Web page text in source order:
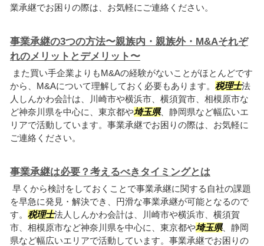
業承継でお困りの際は、お気軽にご連絡ください。
事業承継の3つの方法〜親族内・親族外・M&Aそれぞ
れのメリットとデメリット〜
また買い手企業よりもM&Aの経験がないことがほとんどです
から、M&Aについて理解しておく必要もあります。 税理士法
人しんかわ会計は、川崎市や横浜市、横須賀市、相模原市な
ど神奈川県を中心に、東京都や埼玉県、静岡県など幅広いエ
リアで活動しています。事業承継でお困りの際は、お気軽に
ご連絡ください。
事業承継は必要？考えるべきタイミングとは
早くから検討をしておくことで事業承継に関する自社の課題
を早急に発見・解決でき、円滑な事業承継が可能となるので
す。 税理士法人しんかわ会計は、川崎市や横浜市、横須賀
市、相模原市など神奈川県を中心に、東京都や埼玉県、静岡
県など幅広いエリアで活動しています。事業承継でお困りの